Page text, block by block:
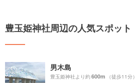
豊玉姫神社周辺の人気スポット
男木島
豊玉姫神社より約600m （徒歩11分）